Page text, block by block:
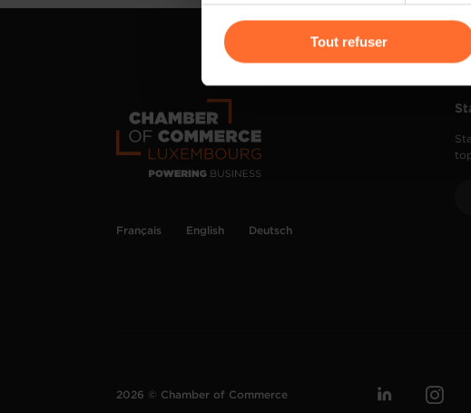
gauche de chaque page.
personnelles, vous pouvez consulter
personnelles
Tout refuser
Français English Deutsch
2026 © Chamber of Commerce